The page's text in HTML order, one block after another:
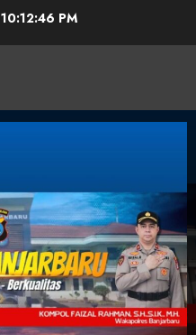
10:12:46 PM